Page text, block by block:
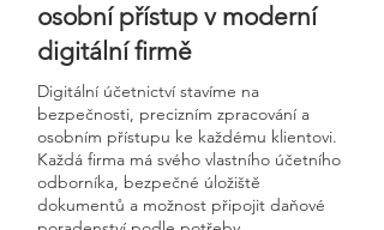
osobní přístup v moderní
digitální firmě
Digitální účetnictví stavíme na
bezpečnosti, precizním zpracování a
osobním přístupu ke každému klientovi.
Každá firma má svého vlastního účetního
odborníka, bezpečné úložiště
dokumentů a možnost připojit daňové